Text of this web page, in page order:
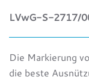
LVwG-S-2717/
Die Markierung
die beste